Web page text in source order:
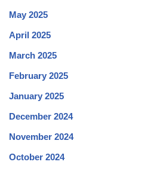
May 2025
April 2025
March 2025
February 2025
January 2025
December 2024
November 2024
October 2024